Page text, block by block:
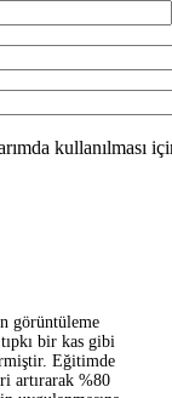
kullanılması
görüntüleme
bir kas gibi
Eğitimde
artırarak %80